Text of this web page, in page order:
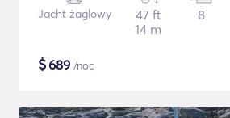
Jacht żaglowy
47 ft
14 m
8
$689 /noc